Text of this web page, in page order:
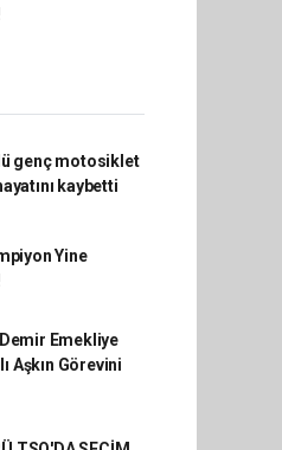
genç motosiklet
kaybetti
Yine
Emekliye
Aşkın Görevini